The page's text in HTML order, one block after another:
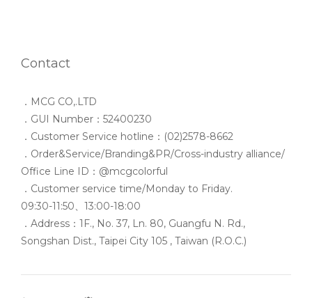
Contact
．MCG CO,.LTD
．GUI Number：52400230
．Customer Service hotline：(02)2578-8662
．Order&Service/Branding&PR/Cross-industry alliance/
Office Line ID：@mcgcolorful
．Customer service time/Monday to Friday.
09:30-11:50、13:00-18:00
．Address：1F., No. 37, Ln. 80, Guangfu N. Rd.,
Songshan Dist., Taipei City 105 , Taiwan (R.O.C.)